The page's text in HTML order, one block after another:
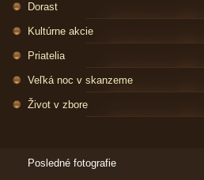
Dorast
Kultúrne akcie
Priatelia
Veľká noc v skanzeme
Život v zbore
Posledné fotografie